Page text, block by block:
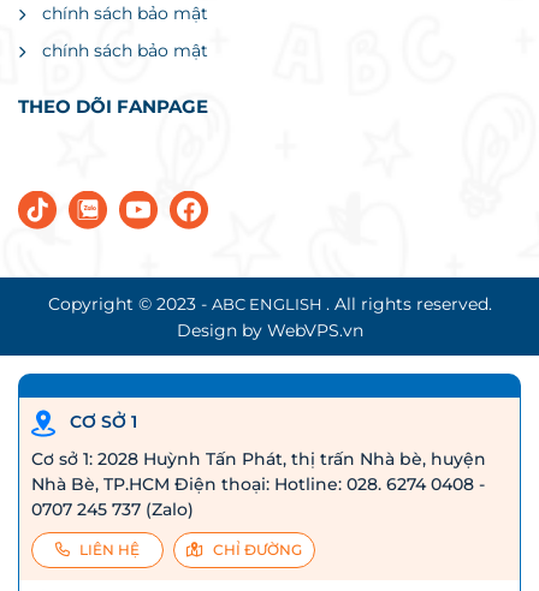
chính sách bảo mật
chính sách bảo mật
THEO DÕI FANPAGE
Copyright © 2023 - ABC ENGLISH . All rights reserved.
Design by WebVPS.vn
CƠ SỞ 1
Cơ sở 1: 2028 Huỳnh Tấn Phát, thị trấn Nhà bè, huyện
Nhà Bè, TP.HCM Điện thoại: Hotline: 028. 6274 0408 -
0707 245 737 (Zalo)
LIÊN HỆ CHỈ ĐƯỜNG